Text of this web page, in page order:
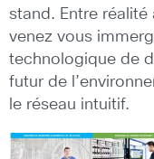
stand. Entre
venez vous
technologique de
futur de
le réseau intuitif.